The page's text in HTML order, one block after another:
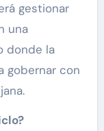
gestionar
una
donde la
gobernar con